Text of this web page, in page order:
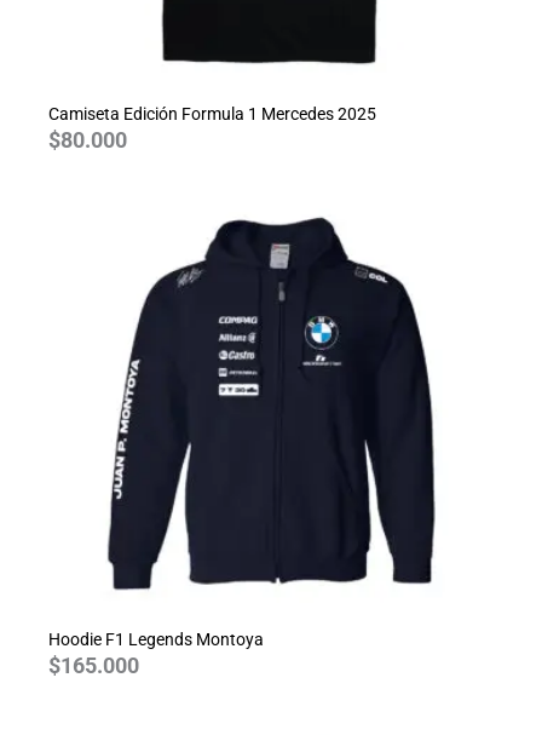
Camiseta Edición Formula 1 Mercedes 2025
$80.000
Hoodie F1 Legends Montoya
$165.000